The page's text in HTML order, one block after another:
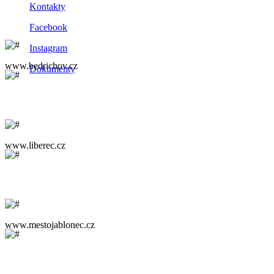
www.bedrichov.cz
www.liberec.cz
www.mestojablonec.cz
Kontakty
Facebook
Instagram
Dokumenty